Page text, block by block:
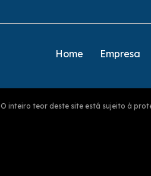
Home Empresa
O inteiro teor deste site está sujeito à